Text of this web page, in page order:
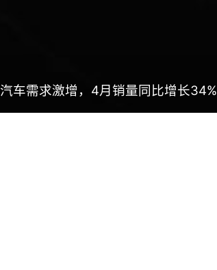
车需求激增，4月销量同比增长34%